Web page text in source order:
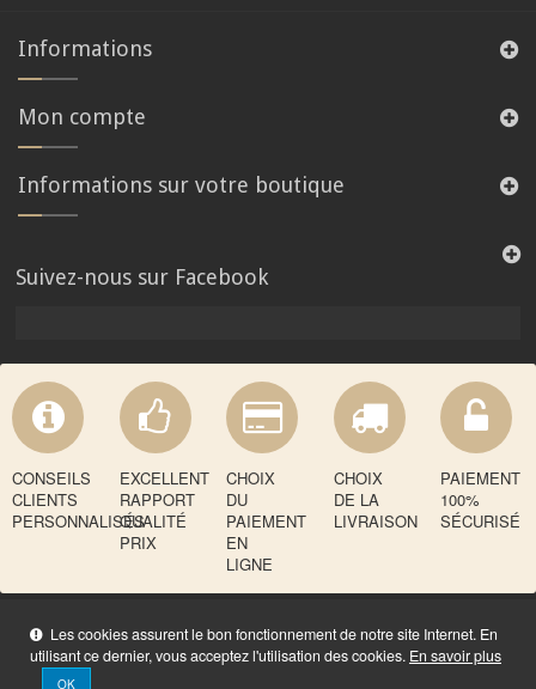
Les cookies assurent le bon fonctionnement de notre site Internet. En
utilisant ce dernier, vous acceptez l'utilisation des cookies. En savoir plus
OK
Informations
Mon compte
Informations sur votre boutique
Suivez-nous sur Facebook
CONSEILS
CLIENTS
PERSONNALISÉS
EXCELLENT
RAPPORT
QUALITÉ
PRIX
CHOIX
DU
PAIEMENT
EN
LIGNE
CHOIX
DE LA
LIVRAISON
PAIEMENT
100%
SÉCURISÉ